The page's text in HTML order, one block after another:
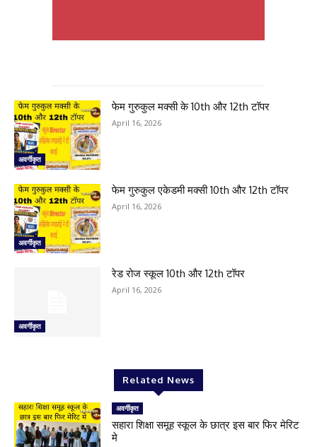
अवर्गीकृत
फेम गुरुकुल मक्सी के 10th और 12th टॉपर
April 16, 2026
अवर्गीकृत
फेम गुरुकुल एकेडमी मक्सी 10th और 12th टॉपर
April 16, 2026
अवर्गीकृत
रेड रोज स्कूल 10th और 12th टॉपर
April 16, 2026
Related News
अवर्गीकृत
सहारा शिक्षा समूह स्कूल के छात्र इस बार फिर मेरिट
मे